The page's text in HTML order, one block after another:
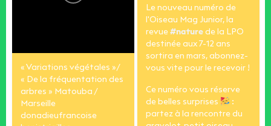
Le nouveau numéro de
l'Oiseau Mag Junior, la
revue#nature de la LPO
destinée aux 7-12 ans
sortira en mars, abonnez-
vous vite pour le recevoir !
Ce numéro vous réserve
de belles surprises
:
partez à la rencontre du
« Variations végétales »/
« De la fréquentation des
arbres » Matouba /
Marseille
donadieufrancoise